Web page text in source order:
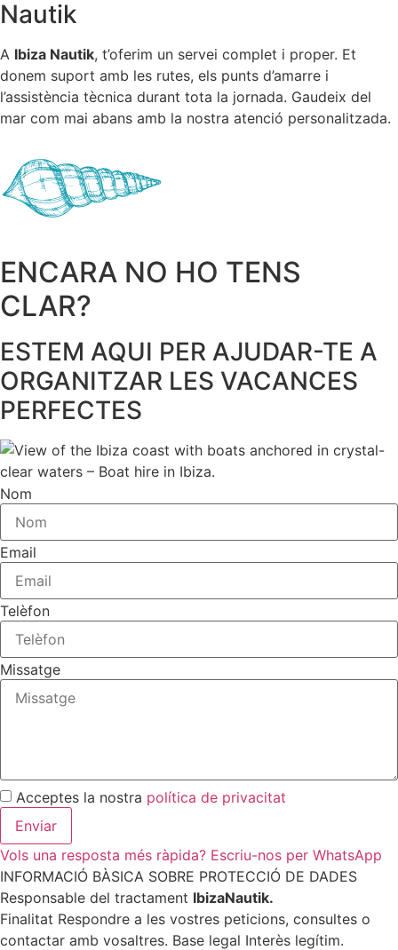
Nautik
A Ibiza Nautik, t’oferim un servei complet i proper. Et
donem suport amb les rutes, els punts d’amarre i
l’assistència tècnica durant tota la jornada. Gaudeix del
mar com mai abans amb la nostra atenció personalitzada.
ENCARA NO HO TENS
CLAR?
ESTEM AQUI PER AJUDAR-TE A
ORGANITZAR LES VACANCES
PERFECTES
Nom
Email
Telèfon
Missatge
Acceptes la nostra política de privacitat
Enviar
Vols una resposta més ràpida? Escriu-nos per WhatsApp
INFORMACIÓ BÀSICA SOBRE PROTECCIÓ DE DADES
Responsable del tractament IbizaNautik.
Finalitat Respondre a les vostres peticions, consultes o
contactar amb vosaltres. Base legal Interès legítim.